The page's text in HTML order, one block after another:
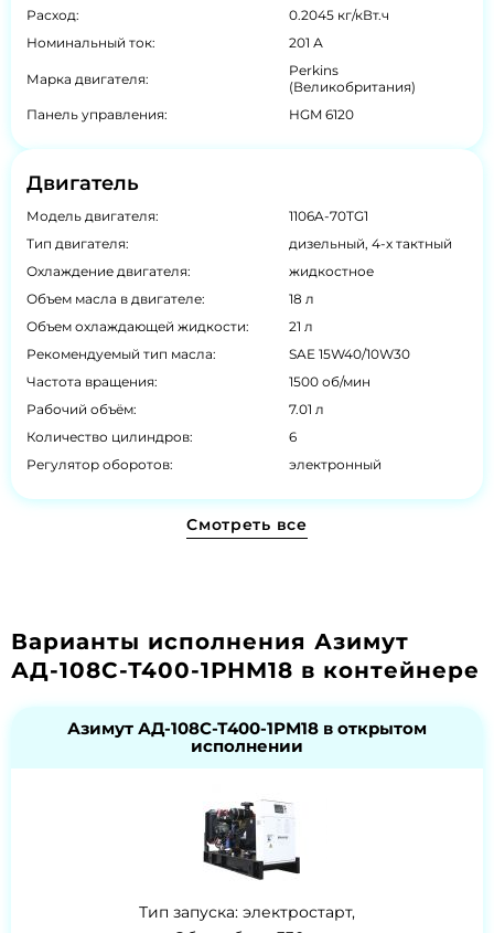
Расход:
0.2045 кг/кВт.ч
Номинальный ток:
201 А
Марка двигателя:
Perkins
(Великобритания)
Панель управления:
HGM 6120
Двигатель
Модель двигателя:
1106A-70TG1
Тип двигателя:
дизельный, 4-х тактный
Охлаждение двигателя:
жидкостное
Объем масла в двигателе:
18 л
Объем охлаждающей жидкости:
21 л
Рекомендуемый тип масла:
SAE 15W40/10W30
Частота вращения:
1500 об/мин
Рабочий объём:
7.01 л
Количество цилиндров:
6
Регулятор оборотов:
электронный
Смотреть все
Варианты исполнения Азимут
АД-108С-Т400-1РНМ18 в контейнере
Азимут АД-108С-Т400-1РМ18 в открытом
исполнении
Тип запуска: электростарт,